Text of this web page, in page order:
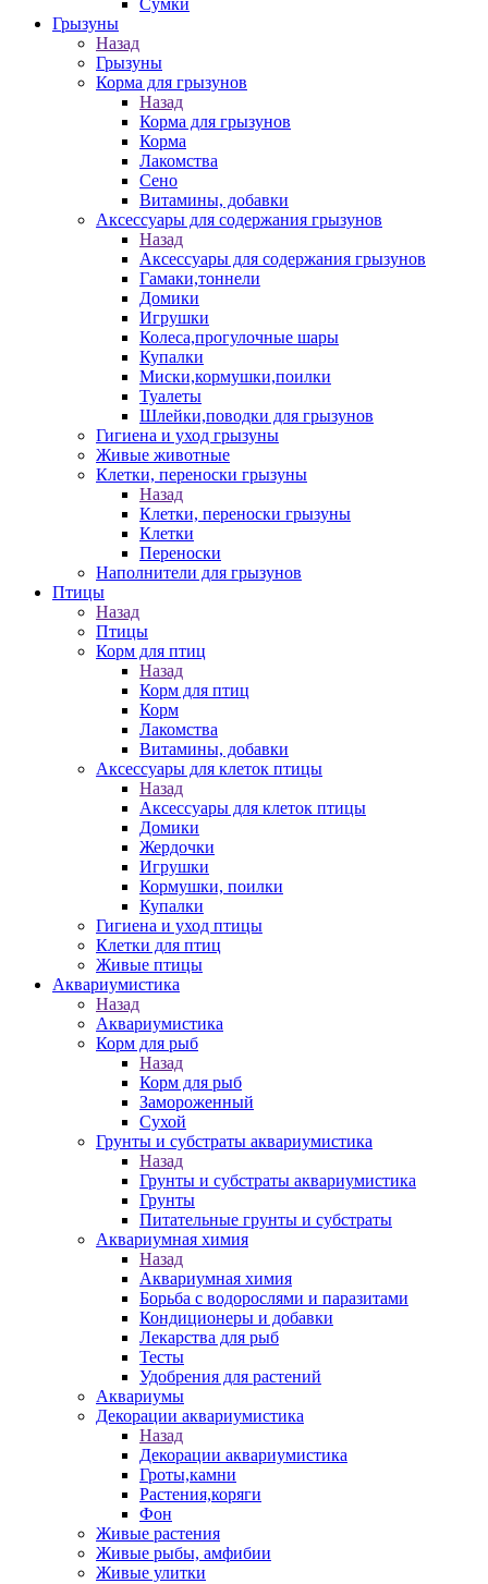
Сумки
Грызуны
Назад
Грызуны
Корма для грызунов
Назад
Корма для грызунов
Корма
Лакомства
Сено
Витамины, добавки
Аксессуары для содержания грызунов
Назад
Аксессуары для содержания грызунов
Гамаки,тоннели
Домики
Игрушки
Колеса,прогулочные шары
Купалки
Миски,кормушки,поилки
Туалеты
Шлейки,поводки для грызунов
Гигиена и уход грызуны
Живые животные
Клетки, переноски грызуны
Назад
Клетки, переноски грызуны
Клетки
Переноски
Наполнители для грызунов
Птицы
Назад
Птицы
Корм для птиц
Назад
Корм для птиц
Корм
Лакомства
Витамины, добавки
Аксессуары для клеток птицы
Назад
Аксессуары для клеток птицы
Домики
Жердочки
Игрушки
Кормушки, поилки
Купалки
Гигиена и уход птицы
Клетки для птиц
Живые птицы
Аквариумистика
Назад
Аквариумистика
Корм для рыб
Назад
Корм для рыб
Замороженный
Сухой
Грунты и субстраты аквариумистика
Назад
Грунты и субстраты аквариумистика
Грунты
Питательные грунты и субстраты
Аквариумная химия
Назад
Аквариумная химия
Борьба с водорослями и паразитами
Кондиционеры и добавки
Лекарства для рыб
Тесты
Удобрения для растений
Аквариумы
Декорации аквариумистика
Назад
Декорации аквариумистика
Гроты,камни
Растения,коряги
Фон
Живые растения
Живые рыбы, амфибии
Живые улитки